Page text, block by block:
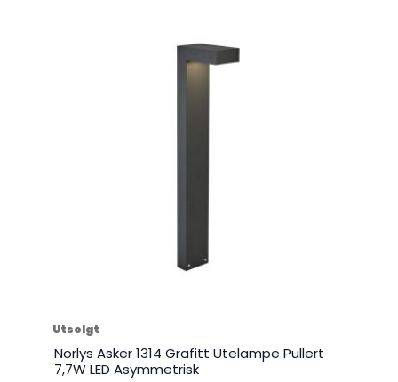
Utsolgt
Norlys Asker 1314 Grafitt Utelampe Pullert
7,7W LED Asymmetrisk